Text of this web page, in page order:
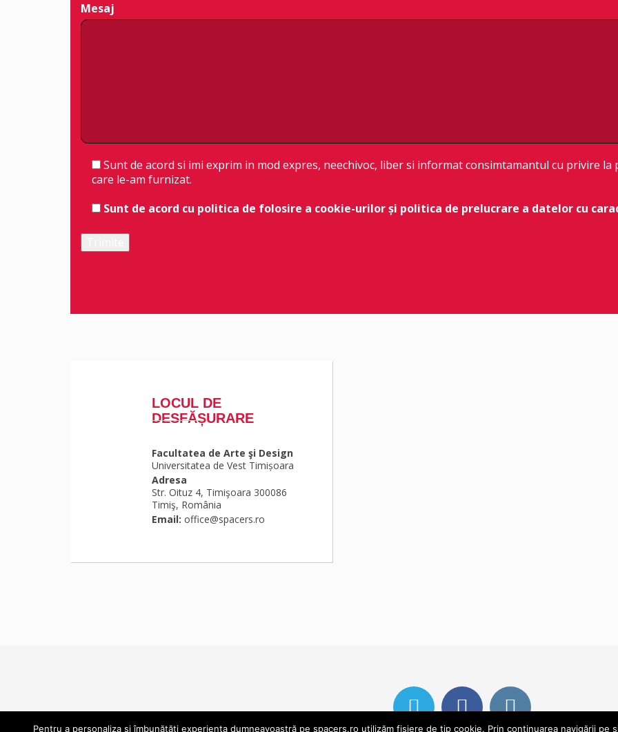
Mesaj
Sunt de acord si imi exprim in mod expres, neechivoc, liber si informat consimtamantul cu privire
care le-am furnizat.
Sunt de acord cu politica de folosire a cookie-urilorși politica de prelucrare a datelor cu
LOCUL DE
DESFĂȘURARE
Facultatea de Arte şi Design
Universitatea de Vest Timișoara
Adresa
Str. Oituz 4, Timişoara 300086
Timiş, România
Email: office@spacers.ro
Pentru a personaliza și îmbunătăți experiența dumneavoastră pe spacers.ro utilizăm fișiere de tip cookie. Prin continuarea navigării pe